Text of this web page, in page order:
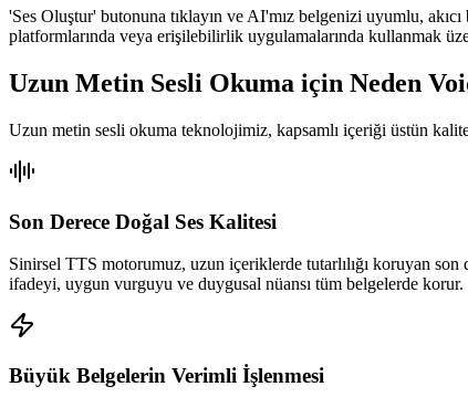
'Ses Oluştur' butonuna tıklayın ve AI'mız belgenizi uyumlu,
platformlarında veya erişilebilirlik uygulamalarında kullanmak
Uzun Metin Sesli Okuma için Neden
Uzun metin sesli okuma teknolojimiz, kapsamlı içeriği üstün
Son Derece Doğal Ses Kalitesi
Sinirsel TTS motorumuz, uzun içeriklerde tutarlılığı koruyan
ifadeyi, uygun vurguyu ve duygusal nüansı tüm belgelerde korur.
Büyük Belgelerin Verimli İşlenmesi